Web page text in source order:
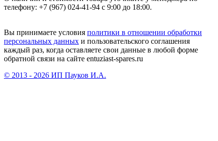
телефону: +7 (967) 024-41-94 с 9:00 до 18:00.
Вы принимаете условия политики в отношении обработки
персональных данных и пользовательского соглашения
каждый раз, когда оставляете свои данные в любой форме
обратной связи на сайте entuziast-spares.ru
© 2013 - 2026 ИП Пауков И.А.